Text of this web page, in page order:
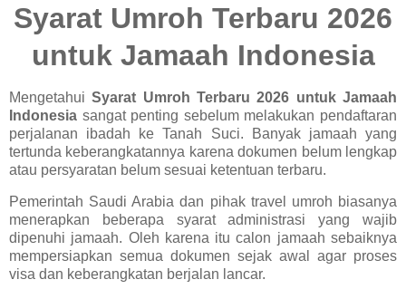
Syarat Umroh Terbaru 2026
untuk Jamaah Indonesia
MengetahuiSyarat Umroh Terbaru 2026 untuk Jamaah
Indonesia sangat penting sebelum melakukan pendaftaran
perjalanan ibadah ke Tanah Suci. Banyak jamaah yang
tertunda keberangkatannya karena dokumen belum lengkap
atau persyaratan belum sesuai ketentuan terbaru.
Pemerintah Saudi Arabia dan pihak travel umroh biasanya
menerapkan beberapa syarat administrasi yang wajib
dipenuhi jamaah. Oleh karena itu calon jamaah sebaiknya
mempersiapkan semua dokumen sejak awal agar proses
visa dan keberangkatan berjalan lancar.